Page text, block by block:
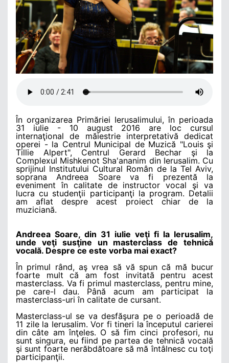
În organizarea Primăriei Ierusalimului, în perioada
31 iulie - 10 august 2016 are loc cursul
internaţional de măiestrie interpretativă dedicat
operei - la Centrul Municipal de Muzică "Louis şi
Tillie Alpert", Centrul Gerard Bechar şi la
Complexul Mishkenot Sha'ananim din Ierusalim. Cu
sprijinul Institutului Cultural Român de la Tel Aviv,
soprana Andreea Soare va fi prezentă la
eveniment în calitate de instructor vocal şi va
lucra cu studenţii participanţi la program. Detalii
am aflat despre acest proiect chiar de la
muziciană.
Andreea Soare, din 31 iulie veţi fi la Ierusalim,
unde veţi susţine un masterclass de tehnică
vocală. Despre ce este vorba mai exact?
În primul rând, aş vrea să vă spun că mă bucur
foarte mult că am fost invitată pentru acest
masterclass. Va fi primul masterclass, pentru mine,
pe care-l dau. Până acum am participat la
masterclass-uri în calitate de cursant.
Masterclass-ul se va desfăşura pe o perioadă de
11 zile la Ierusalim. Vor fi tineri la începutul carierei
din câte am înţeles. O să fim cinci profesori, nu
sunt singura, eu fiind pe partea de tehnică vocală
şi sunt foarte nerăbdătoare să mă întâlnesc cu toţi
participanţii.